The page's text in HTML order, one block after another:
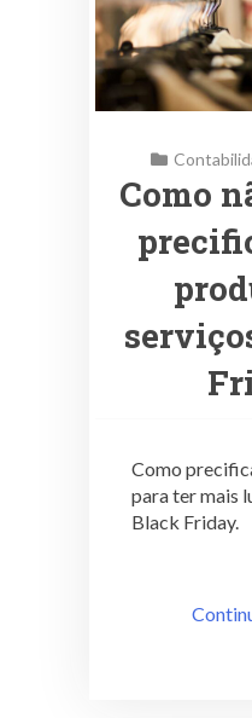
Como
Como
para ter mais
Black Friday.